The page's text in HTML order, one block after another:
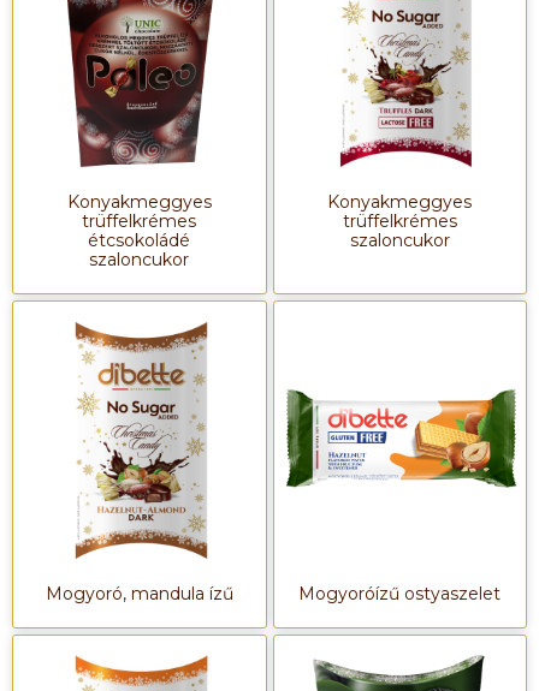
Konyakmeggyes
trüffelkrémes
étcsokoládé
szaloncukor
Konyakmeggyes
trüffelkrémes
szaloncukor
Mogyoró, mandula ízű Mogyoróízű ostyaszelet